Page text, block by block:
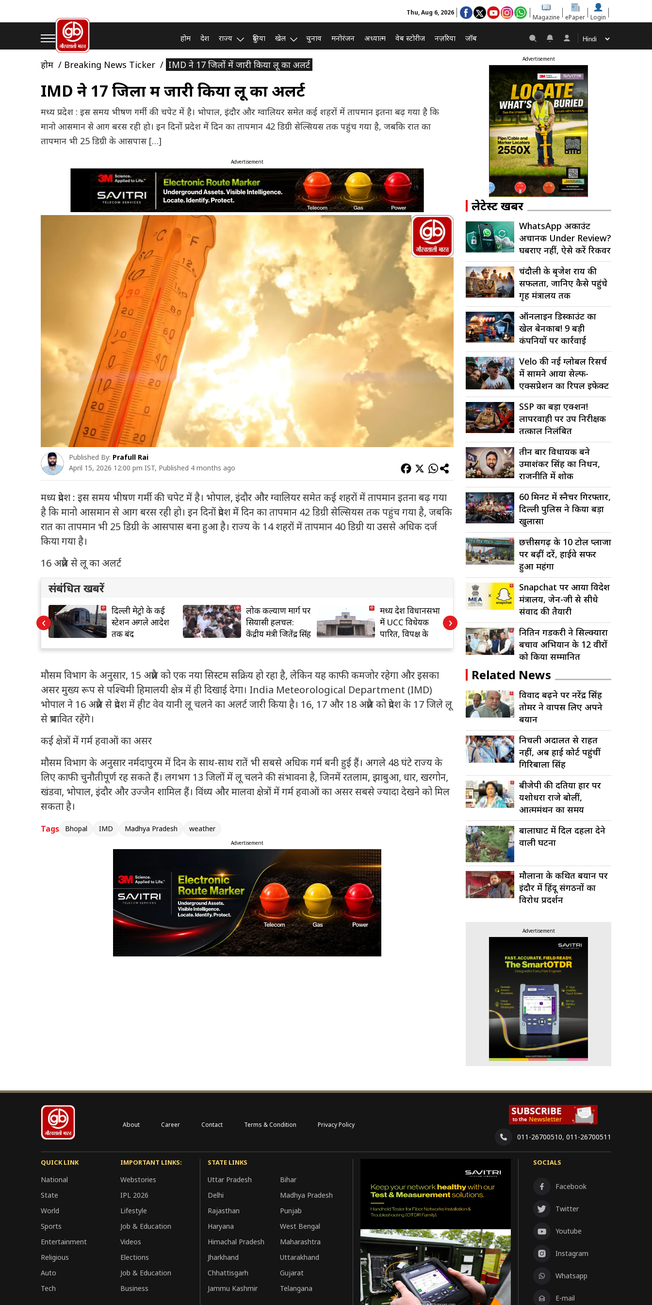
Thu, Aug 6, 2026
Magazine ePaper Login
होम देश राज्य दुनिया खेल चुनाव मनोरंजन अध्यात्म वेब स्टोरीज नज़रिया जॉब
होम Breaking News Ticker IMD ने 17 जिलों में जारी किया लू का अलर्ट
IMD ने 17 जिलों में जारी किया लू का अलर्ट
मध्य प्रदेश : इस समय भीषण गर्मी की चपेट में है। भोपाल, इंदौर और ग्वालियर समेत कई शहरों में तापमान इतना बढ़ गया है कि
मानो आसमान से आग बरस रही हो। इन दिनों प्रदेश में दिन का तापमान 42 डिग्री सेल्सियस तक पहुंच गया है, जबकि रात का
तापमान भी 25 डिग्री के आसपास […]
Advertisement
Published By: Prafull Rai
April 15, 2026 12:00 pm IST, Published 4 months ago
मध्य प्रदेश : इस समय भीषण गर्मी की चपेट में है। भोपाल, इंदौर और ग्वालियर समेत कई शहरों में तापमान इतना बढ़ गया
है कि मानो आसमान से आग बरस रही हो। इन दिनों प्रदेश में दिन का तापमान 42 डिग्री सेल्सियस तक पहुंच गया है, जबकि
रात का तापमान भी 25 डिग्री के आसपास बना हुआ है। राज्य के 14 शहरों में तापमान 40 डिग्री या उससे अधिक दर्ज
किया गया है।
16 अप्रैल से लू का अलर्ट
संबंधित खबरें
लोक कल्याण मार्ग पर
सियासी हलचल:
केंद्रीय मंत्री जितेंद्र सिंह
ने राहुल गांधी से की
मध्य प्रदेश विधानसभा
में UCC विधेयक
पारित, विपक्ष के
हंगामे के बीच मिली
दिल्ली पुलिस के हेड
कांस्टेबल अमित की
ड्यूटी के दौरान सड़क
हादसे में मौत, पुलिस
श्रद्धांजलि
शंभू बॉर्डर पर किसानों
की महापंचायत,
दिल्ली कूच से पहले
बढ़ी सुरक्षा, कई रास्तों
पर यातायात प्रभावित
‹ ›
मौसम विभाग के अनुसार, 15 अप्रैल को एक नया सिस्टम सक्रिय हो रहा है, लेकिन यह काफी कमजोर रहेगा और इसका
असर मुख्य रूप से पश्चिमी हिमालयी क्षेत्र में ही दिखाई देगा। India Meteorological Department (IMD)
भोपाल ने 16 अप्रैल से प्रदेश में हीट वेव यानी लू चलने का अलर्ट जारी किया है। 16, 17 और 18 अप्रैल को प्रदेश के 17 जिले लू
से प्रभावित रहेंगे।
कई क्षेत्रों में गर्म हवाओं का असर
मौसम विभाग के अनुसार नर्मदापुरम में दिन के साथ-साथ रातें भी सबसे अधिक गर्म बनी हुई हैं। अगले 48 घंटे राज्य के
लिए काफी चुनौतीपूर्ण रह सकते हैं। लगभग 13 जिलों में लू चलने की संभावना है, जिनमें रतलाम, झाबुआ, धार, खरगोन,
खंडवा, भोपाल, इंदौर और उज्जैन शामिल हैं। विंध्य और मालवा क्षेत्रों में गर्म हवाओं का असर सबसे ज्यादा देखने को मिल
सकता है।
Tags Bhopal IMD Madhya Pradesh weather
Advertisement
Advertisement
लेटेस्ट खबरें
WhatsApp अकाउंट
अचानक Under Review?
घबराएं नहीं, ऐसे करें रिकवर
चंदौली के बृजेश राय की
सफलता, जानिए कैसे पहुंचे
गृह मंत्रालय तक
ऑनलाइन डिस्काउंट का
खेल बेनकाब! 9 बड़ी
कंपनियों पर कार्रवाई
Velo की नई ग्लोबल रिसर्च
में सामने आया सेल्फ-
एक्सप्रेशन का रिपल इफेक्ट
SSP का बड़ा एक्शन!
लापरवाही पर उप निरीक्षक
तत्काल निलंबित
तीन बार विधायक बने
उमाशंकर सिंह का निधन,
राजनीति में शोक
60 मिनट में स्नैचर गिरफ्तार,
दिल्ली पुलिस ने किया बड़ा
खुलासा
छत्तीसगढ़ के 10 टोल प्लाजा
पर बढ़ीं दरें, हाईवे सफर
हुआ महंगा
Snapchat पर आया विदेश
मंत्रालय, जेन-जी से सीधे
संवाद की तैयारी
नितिन गडकरी ने सिल्क्यारा
बचाव अभियान के 12 वीरों
को किया सम्मानित
Related News
विवाद बढ़ने पर नरेंद्र सिंह
तोमर ने वापस लिए अपने
बयान
निचली अदालत से राहत
नहीं, अब हाई कोर्ट पहुंचीं
गिरिबाला सिंह
बीजेपी की दतिया हार पर
यशोधरा राजे बोलीं,
आत्ममंथन का समय
बालाघाट में दिल दहला देने
वाली घटना
मौलाना के कथित बयान पर
इंदौर में हिंदू संगठनों का
विरोध प्रदर्शन
Advertisement
About Career Contact Terms & Condition Privacy Policy
011-26700510, 011-26700511
QUICK LINK
National
State
World
Sports
Entertainment
Religious
Auto
Tech
IMPORTANT LINKS:
Webstories
IPL 2026
Lifestyle
Job & Education
Videos
Elections
Job & Education
Business
STATE LINKS
Uttar Pradesh
Bihar
Delhi
Madhya Pradesh
Rajasthan
Punjab
Haryana
West Bengal
Himachal Pradesh
Maharashtra
Jharkhand
Uttarakhand
Chhattisgarh
Gujarat
Jammu Kashmir
Telangana
SOCIALS
Facebook
Twitter
Youtube
Instagram
Whatsapp
E-mail